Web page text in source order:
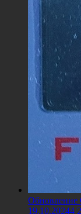
Обновление
19.10.20244